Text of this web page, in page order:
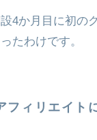
4か月目に初の
たわけです。
フィリエイト